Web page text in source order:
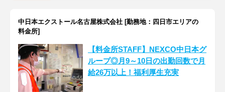
中日本エクストール名古屋株式会社 [勤務地：四日市エリアの
料金所]
【料金所STAFF】NEXCO中日本グ
ループ◎月9～10日の出勤回数で月
給26万以上！福利厚生充実